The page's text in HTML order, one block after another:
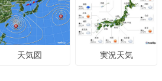
天気図 実況天気